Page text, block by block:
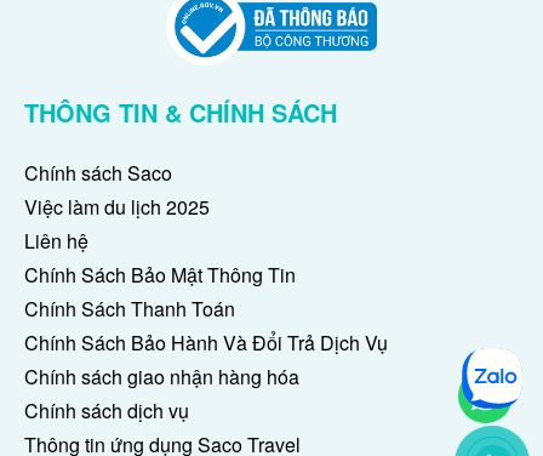
THÔNG TIN & CHÍNH SÁCH
Chính sách Saco
Việc làm du lịch 2025
Liên hệ
Chính Sách Bảo Mật Thông Tin
Chính Sách Thanh Toán
Chính Sách Bảo Hành Và Đổi Trả Dịch Vụ
Chính sách giao nhận hàng hóa
Chính sách dịch vụ
Thông tin ứng dụng Saco Travel